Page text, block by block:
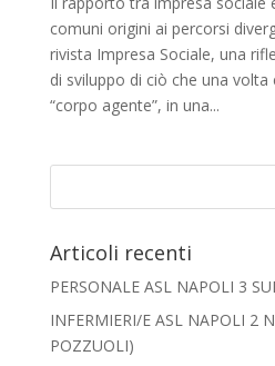
comuni origini ai percorsi
rivista Impresa Sociale, una
di sviluppo di ciò che una
“corpo agente”, in una...
Articoli recenti
PERSONALE ASL NAPOLI 3
INFERMIERI/E ASL NAPOLI 2
POZZUOLI)